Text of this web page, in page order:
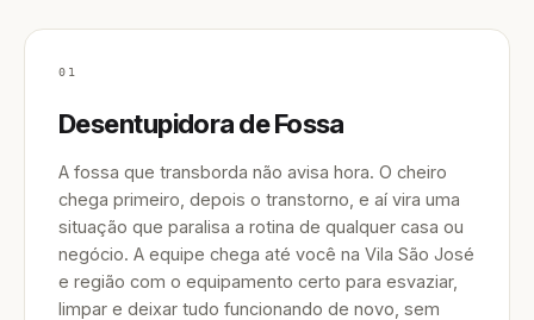
01
Desentupidora de Fossa
A fossa que transborda não avisa hora. O cheiro
chega primeiro, depois o transtorno, e aí vira uma
situação que paralisa a rotina de qualquer casa ou
negócio. A equipe chega até você na Vila São José
e região com o equipamento certo para esvaziar,
limpar e deixar tudo funcionando de novo, sem